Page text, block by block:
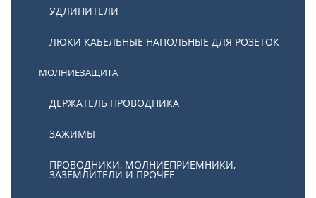
УДЛИНИТЕЛИ
ЛЮКИ КАБЕЛЬНЫЕ НАПОЛЬНЫЕ ДЛЯ РОЗЕТОК
МОЛНИЕЗАЩИТА
ДЕРЖАТЕЛЬ ПРОВОДНИКА
ЗАЖИМЫ
ПРОВОДНИКИ, МОЛНИЕПРИЕМНИКИ,
ЗАЗЕМЛИТЕЛИ И ПРОЧЕЕ